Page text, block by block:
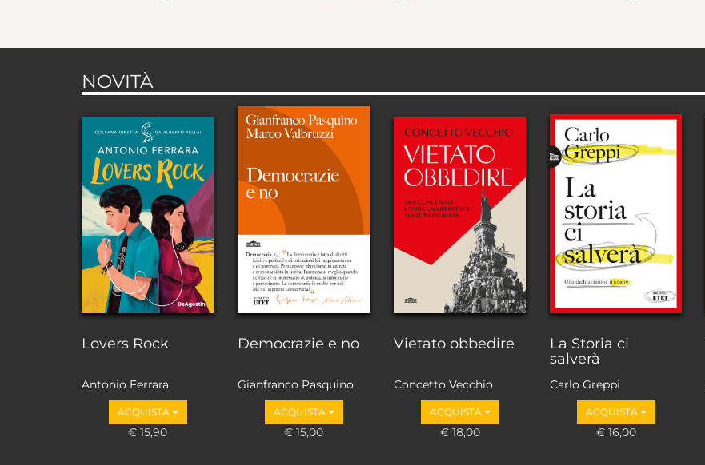
NOVITÀ
Lovers Rock
Antonio Ferrara
ACQUISTA
€ 15,90
Democrazie e no
Gianfranco Pasquino,
Marco Valbruzzi
ACQUISTA
€ 15,00
Vietato obbedire
Concetto Vecchio
ACQUISTA
€ 18,00
La Storia ci
salverà
Carlo Greppi
ACQUISTA
€ 16,00